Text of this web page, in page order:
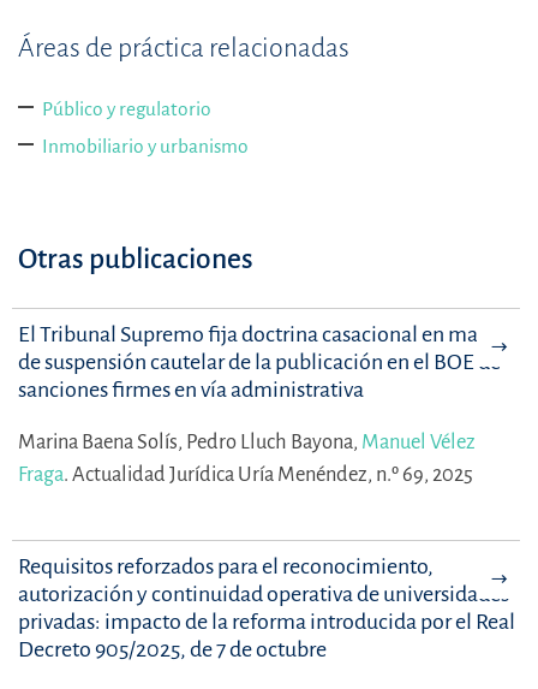
Áreas de práctica relacionadas
Público y regulatorio
Inmobiliario y urbanismo
Otras publicaciones
El Tribunal Supremo fija doctrina casacional en materia
de suspensión cautelar de la publicación en el BOE de
sanciones firmes en vía administrativa
Marina Baena Solís, Pedro Lluch Bayona, Manuel Vélez
Fraga. Actualidad Jurídica Uría Menéndez, n.º 69, 2025
Requisitos reforzados para el reconocimiento,
autorización y continuidad operativa de universidades
privadas: impacto de la reforma introducida por el Real
Decreto 905/2025, de 7 de octubre